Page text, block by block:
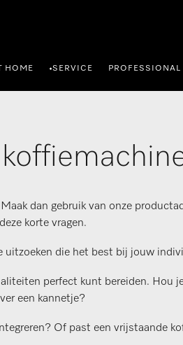
HOME •SERVICE PROFESSIONAL
dan gebruik van onze
korte vragen.
uitzoeken die het best bij jouw
perfect kunt bereiden. Hou
een kannetje?
Of past een vrijstaande